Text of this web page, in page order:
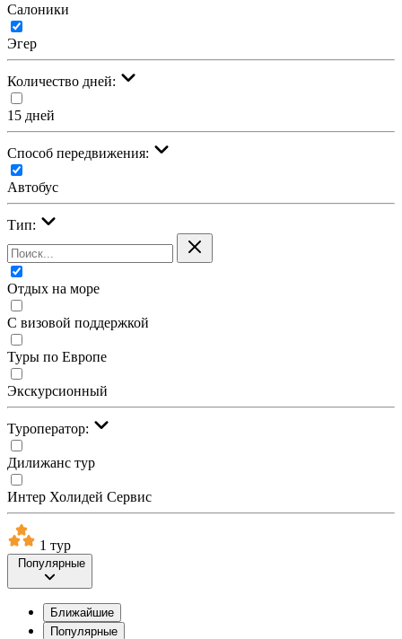
Салоники
Эгер
Количество дней:
15 дней
Cпособ передвижения:
Автобус
Тип:
Отдых на море
С визовой поддержкой
Туры по Европе
Экскурсионный
Туроператор:
Дилижанс тур
Интер Холидей Сервис
1 тур
Популярные
Ближайшие
Популярные